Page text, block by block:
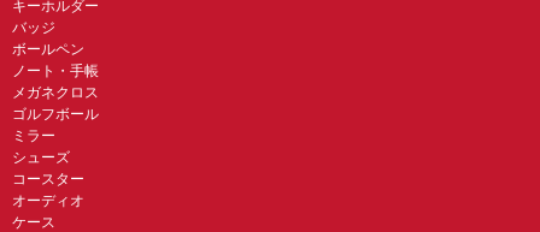
キーホルダー
バッジ
ボールペン
ノート・手帳
メガネクロス
ゴルフボール
ミラー
シューズ
コースター
オーディオ
ケース